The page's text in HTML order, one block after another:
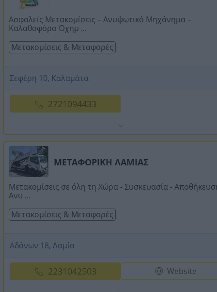
Ασφαλείς Μετακομίσεις – Ανυψωτικό Μηχάνημα –
Καλαθοφόρο Όχημ ...
Μετακομίσεις & Μεταφορές
Σεφέρη 10, Καλαμάτα
2721094433
ΜΕΤΑΦΟΡΙΚΗ ΛΑΜΙΑΣ
Μετακομίσεις σε όλη τη Χώρα - Συσκευασία -
Ανυ ...
Μετακομίσεις & Μεταφορές
Αδάνων 18, Λαμία
2231042503 Website